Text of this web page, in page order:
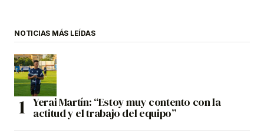
NOTICIAS MÁS LEÍDAS
Yerai Martín: “Estoy muy contento con la
actitud y el trabajo del equipo”